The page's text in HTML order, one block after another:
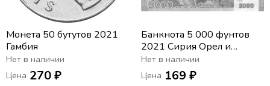
Монета 50 бутутов 2021
Гамбия
Нет в наличии
Цена 270 ₽
Банкнота 5 000 фунтов
2021 Сирия Орел и
Ярхибол (Бог Солнца)
храма Баалшамин
(Пальмира)
Нет в наличии
Цена 169 ₽